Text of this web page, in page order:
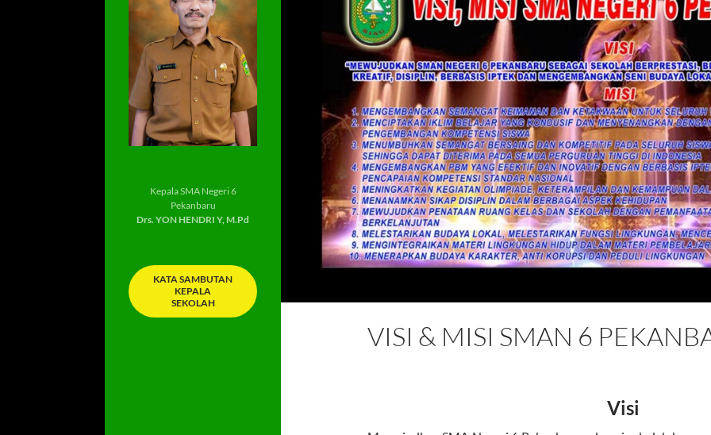
VISI & MISI SMAN 6
Visi
Kepala SMA Negeri 6
Pekanbaru
Drs. YON HENDRI Y, M.Pd
KATA SAMBUTAN
KEPALA
SEKOLAH